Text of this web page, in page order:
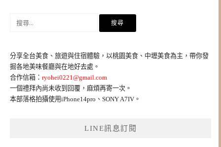
字:
分享全台美食、旅遊與住宿體驗，以桃園美食、中壢美食為主，帶你發
掘各地美味餐廳與在地好去處。
合作信箱： ryohei0221@gmail.com
一個禮拜內尚未收到回覆，麻煩再寄一次。
本部落格拍攝使用iPhone14pro、SONY A7IV。
LINE訊息訂閱